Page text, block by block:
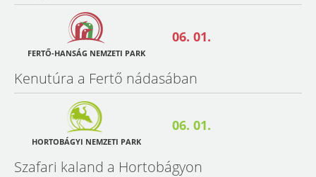
FERTŐ-HANSÁG NEMZETI PARK
06. 01.
Kenutúra a Fertő nádasában
HORTOBÁGYI NEMZETI PARK
06. 01.
Szafari kaland a Hortobágyon